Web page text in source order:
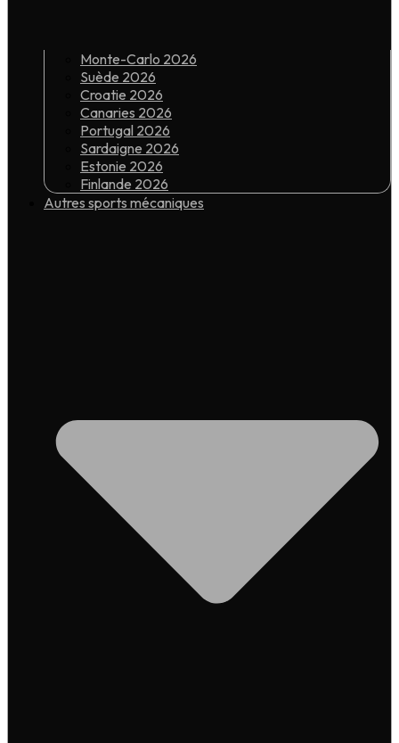
Monte-Carlo 2026
Suède 2026
Croatie 2026
Canaries 2026
Portugal 2026
Sardaigne 2026
Estonie 2026
Finlande 2026
Autres sports mécaniques